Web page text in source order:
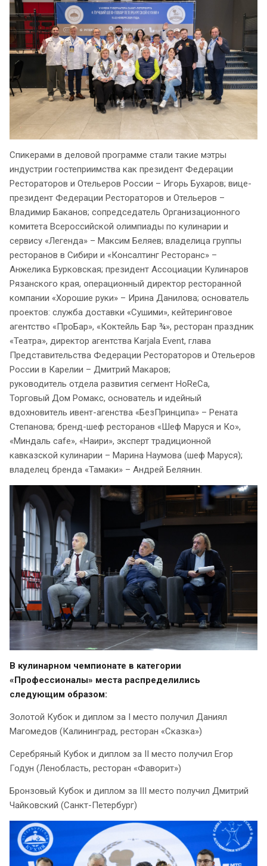
Спикерами в деловой программе стали такие мэтры
индустрии гостеприимства как президент Федерации
Рестораторов и Отельеров России – Игорь Бухаров; вице-
президент Федерации Рестораторов и Отельеров –
Владимир Баканов; сопредседатель Организационного
комитета Всероссийской олимпиады по кулинарии и
сервису «Легенда» – Максим Беляев; владелица группы
ресторанов в Сибири и «Консалтинг Ресторанс» –
Анжелика Бурковская; президент Ассоциации Кулинаров
Рязанского края, операционный директор ресторанной
компании «Хорошие руки» – Ирина Данилова; основатель
проектов: служба доставки «Сушими», кейтеринговое
агентство «ПроБар», «Коктейль Бар ¾», ресторан праздник
«Театра», директор агентства Karjala Event, глава
Представительства Федерации Рестораторов и Отельеров
России в Карелии – Дмитрий Макаров;
руководитель отдела развития сегмент HoReCa,
Торговый Дом Ромакс, основатель и идейный
вдохновитель ивент-агенства «БезПринципа» – Рената
Степанова; бренд-шеф ресторанов «Шеф Маруся и Ко»,
«Миндаль cafe», «Наири», эксперт традиционной
кавказской кулинарии – Марина Наумова (шеф Маруся);
владелец бренда «Тамаки» – Андрей Белянин.
В кулинарном чемпионате в категории
«Профессионалы» места распределились
следующим образом:
Золотой Кубок и диплом за I место получил Даниял
Магомедов (Калининград, ресторан «Сказка»)
Серебряный Кубок и диплом за II место получил Егор
Годун (Ленобласть, ресторан «Фаворит»)
Бронзовый Кубок и диплом за III место получил Дмитрий
Чайковский (Санкт-Петербург)